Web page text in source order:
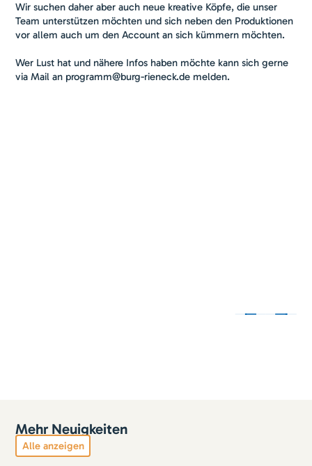
Wir suchen daher aber auch neue kreative Köpfe, die unser
Team unterstützen möchten und sich neben den Produktionen
vor allem auch um den Account an sich kümmern möchten.
Wer Lust hat und nähere Infos haben möchte kann sich gerne
via Mail an programm@burg-rieneck.de melden.
Mehr Neuigkeiten
Alle anzeigen